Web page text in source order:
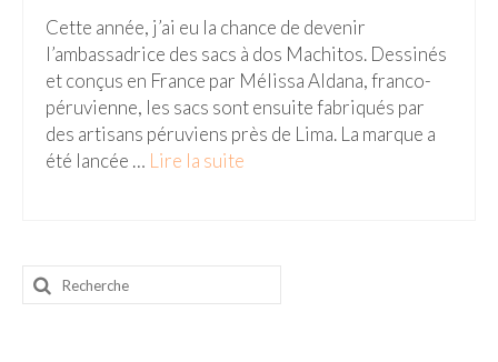
Cette année, j’ai eu la chance de devenir
l’ambassadrice des sacs à dos Machitos. Dessinés
et conçus en France par Mélissa Aldana, franco-
péruvienne, les sacs sont ensuite fabriqués par
des artisans péruviens près de Lima. La marque a
été lancée … Lire la suite­­
Rechercher
: